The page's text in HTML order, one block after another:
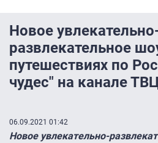
Новое
развлекательное
путешествиях по
чудес" на канале
06.09.2021 01:42
Новое увлекательно-